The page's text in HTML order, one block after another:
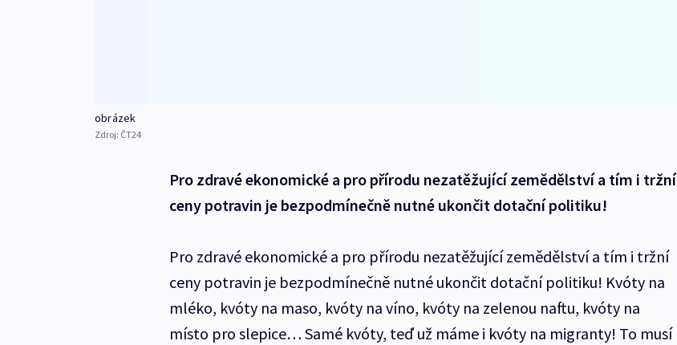
obrázek
Zdroj: ČT24
Pro zdravé ekonomické a pro přírodu nezatěžující zemědělství a tím i tržní
ceny potravin je bezpodmínečně nutné ukončit dotační politiku!
Pro zdravé ekonomické a pro přírodu nezatěžující zemědělství a tím i tržní
ceny potravin je bezpodmínečně nutné ukončit dotační politiku! Kvóty na
mléko, kvóty na maso, kvóty na víno, kvóty na zelenou naftu, kvóty na
místo pro slepice… Samé kvóty, teď už máme i kvóty na migranty! To musí